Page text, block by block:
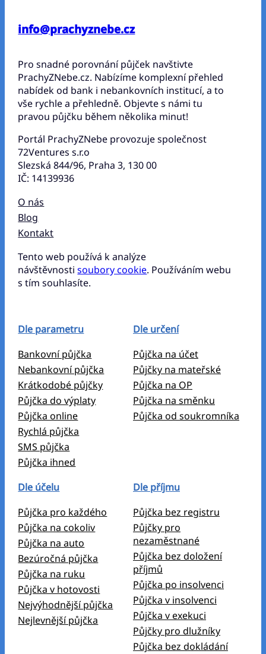
info@prachyznebe.cz
Pro snadné porovnání půjček navštivte
PrachyZNebe.cz. Nabízíme komplexní přehled
nabídek od bank i nebankovních institucí, a to
vše rychle a přehledně. Objevte s námi tu
pravou půjčku během několika minut!
Portál PrachyZNebe provozuje společnost
72Ventures s.r.o
Slezská 844/96, Praha 3, 130 00
IČ: 14139936
O nás
Blog
Kontakt
Tento web používá k analýze
návštěvnostisoubory cookie. Používáním webu
s tím souhlasíte.
Dle parametru
Bankovní půjčka
Nebankovní půjčka
Krátkodobé půjčky
Půjčka do výplaty
Půjčka online
Rychlá půjčka
SMS půjčka
Půjčka ihned
Dle určení
Půjčka na účet
Půjčky na mateřské
Půjčka na OP
Půjčka na směnku
Půjčka od soukromníka
Dle účelu
Půjčka pro každého
Půjčka na cokoliv
Půjčka na auto
Bezúročná půjčka
Půjčka na ruku
Půjčka v hotovosti
Nejvýhodnější půjčka
Nejlevnější půjčka
Dle příjmu
Půjčka bez registru
Půjčky pro
nezaměstnané
Půjčka bez doložení
příjmů
Půjčka po insolvenci
Půjčka v insolvenci
Půjčka v exekuci
Půjčky pro dlužníky
Půjčka bez dokládání